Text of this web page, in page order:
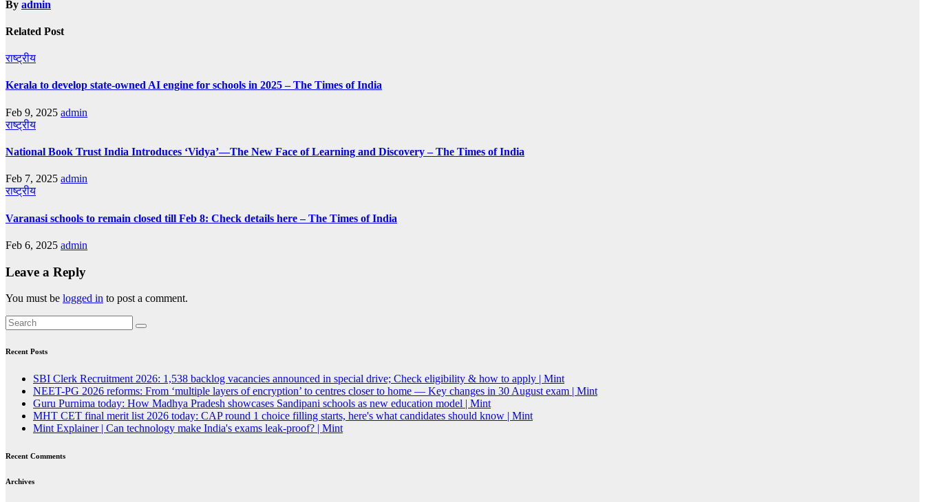
By admin
Related Post
राष्ट्रीय
Kerala to develop state-owned AI engine for schools in 2025 – The Times of India
Feb 9, 2025 admin
राष्ट्रीय
National Book Trust India Introduces ‘Vidya’—The New Face of Learning and Discovery – The Times of India
Feb 7, 2025 admin
राष्ट्रीय
Varanasi schools to remain closed till Feb 8: Check details here – The Times of India
Feb 6, 2025 admin
Leave a Reply
You must be logged in to post a comment.
Recent Posts
SBI Clerk Recruitment 2026: 1,538 backlog vacancies announced in special drive; Check eligibility & how to apply | Mint
NEET-PG 2026 reforms: From ‘multiple layers of encryption’ to centres closer to home — Key changes in 30 August exam | Mint
Guru Purnima today: How Madhya Pradesh showcases Sandipani schools as new education model | Mint
MHT CET final merit list 2026 today: CAP round 1 choice filling starts, here's what candidates should know | Mint
Mint Explainer | Can technology make India's exams leak-proof? | Mint
Recent Comments
Archives